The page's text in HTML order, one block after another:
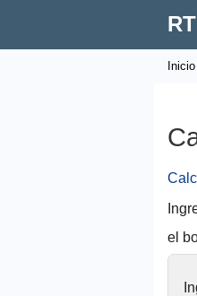
RT
Inicio
el